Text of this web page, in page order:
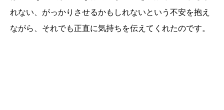
れない、がっかりさせるかもしれないという不安を抱え
ながら、それでも正直に気持ちを伝えてくれたのです。